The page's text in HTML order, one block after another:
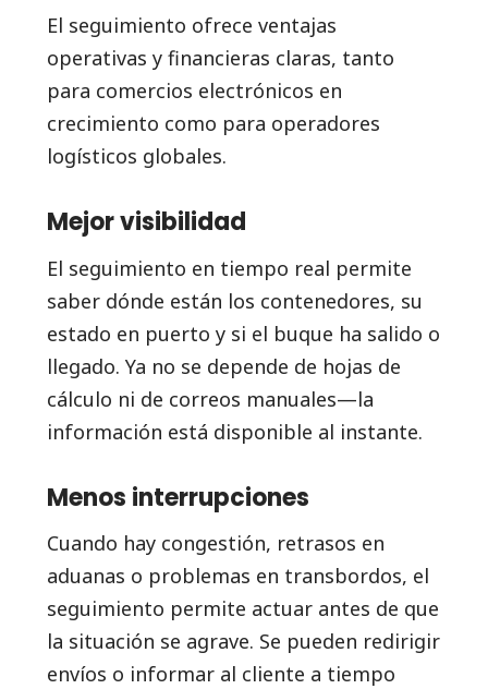
El seguimiento ofrece ventajas
operativas y financieras claras, tanto
para comercios electrónicos en
crecimiento como para operadores
logísticos globales.
Mejor visibilidad
El seguimiento en tiempo real permite
saber dónde están los contenedores, su
estado en puerto y si el buque ha salido o
llegado. Ya no se depende de hojas de
cálculo ni de correos manuales—la
información está disponible al instante.
Menos interrupciones
Cuando hay congestión, retrasos en
aduanas o problemas en transbordos, el
seguimiento permite actuar antes de que
la situación se agrave. Se pueden redirigir
envíos o informar al cliente a tiempo